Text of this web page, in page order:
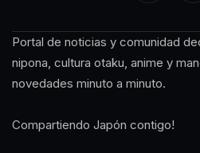
Portal de noticias y comunidad
nipona, cultura otaku, anime y
novedades minuto a minuto.
Compartiendo Japón contigo!